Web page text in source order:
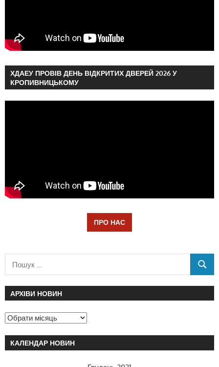
ХДАЕУ ПРОВІВ ДЕНЬ ВІДКРИТИХ ДВЕРЕЙ 2026 У
КРОПИВНИЦЬКОМУ
ПРО НАС
АРХІВИ НОВИН
КАЛЕНДАР НОВИН